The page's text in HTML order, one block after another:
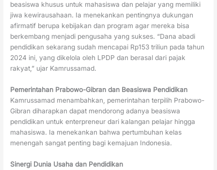
beasiswa khusus untuk mahasiswa dan pelajar yang memiliki
jiwa kewirausahaan. Ia menekankan pentingnya dukungan
afirmatif berupa kebijakan dan program agar mereka bisa
berkembang menjadi pengusaha yang sukses. “Dana abadi
pendidikan sekarang sudah mencapai Rp153 triliun pada tahun
2024 ini, yang dikelola oleh LPDP dan berasal dari pajak
rakyat,” ujar Kamrussamad.
Pemerintahan Prabowo-Gibran dan Beasiswa Pendidikan
Kamrussamad menambahkan, pemerintahan terpilih Prabowo-
Gibran diharapkan dapat mendorong adanya beasiswa
pendidikan untuk enterpreneur dari kalangan pelajar hingga
mahasiswa. Ia menekankan bahwa pertumbuhan kelas
menengah sangat penting bagi kemajuan Indonesia.
Sinergi Dunia Usaha dan Pendidikan